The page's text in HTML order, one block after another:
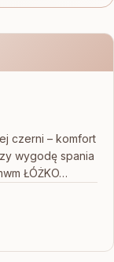
czerni – komfort
wygodę spania
ŁÓŻKO…